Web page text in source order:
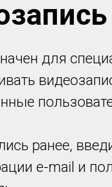
для
ранее,
e-mail и